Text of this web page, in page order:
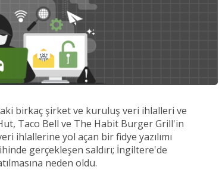
birkaç şirket ve kuruluş veri ihlalleri ve
Hut, Taco Bell ve The Habit Burger Grill'in
ihlallerine yol açan bir fidye yazılımı
gerçekleşen saldırı; İngiltere'de
neden oldu.